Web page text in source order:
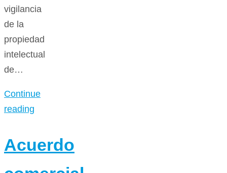
vigilancia
de la
propiedad
intelectual
de…
Continue
reading
Acuerdo